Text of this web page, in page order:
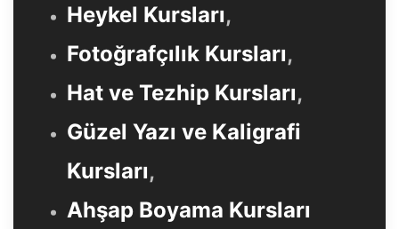
Heykel Kursları,
Fotoğrafçılık Kursları,
Hat ve Tezhip Kursları,
Güzel Yazı ve Kaligrafi
Kursları,
Ahşap Boyama Kursları